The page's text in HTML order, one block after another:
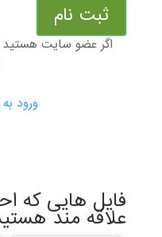
ثبت نام
اگر عضو سایت هستید
ورود
فایل هایی که
علاقه مند